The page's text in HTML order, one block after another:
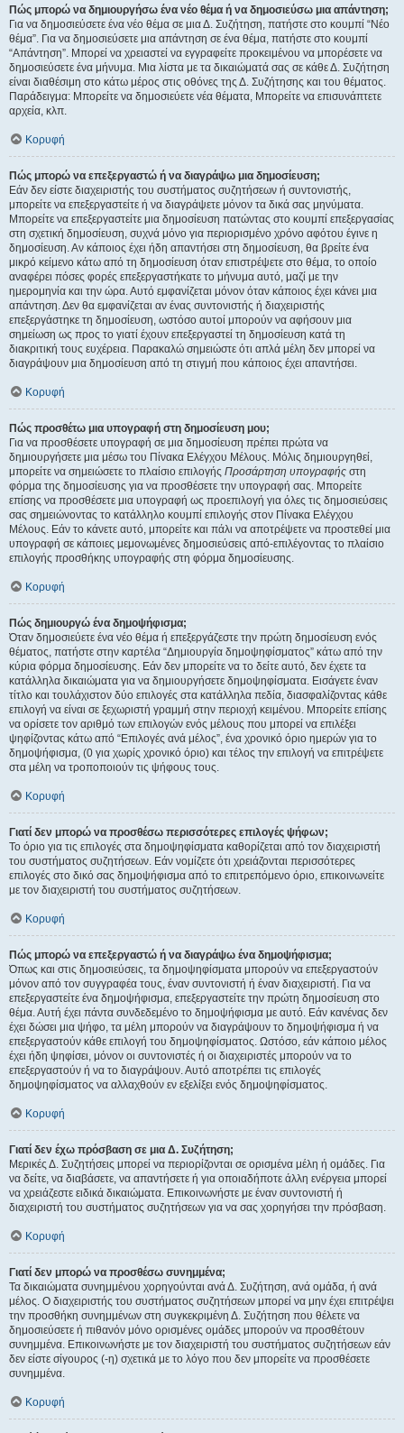
Πώς μπορώ να δημιουργήσω ένα νέο θέμα ή να δημοσιεύσω μια απάντηση;
Για να δημοσιεύσετε ένα νέο θέμα σε μια Δ. Συζήτηση, πατήστε στο κουμπί “Νέο
θέμα”. Για να δημοσιεύσετε μια απάντηση σε ένα θέμα, πατήστε στο κουμπί
“Απάντηση”. Μπορεί να χρειαστεί να εγγραφείτε προκειμένου να μπορέσετε να
δημοσιεύσετε ένα μήνυμα. Μια λίστα με τα δικαιώματά σας σε κάθε Δ. Συζήτηση
είναι διαθέσιμη στο κάτω μέρος στις οθόνες της Δ. Συζήτησης και του θέματος.
Παράδειγμα: Μπορείτε να δημοσιεύετε νέα θέματα, Μπορείτε να επισυνάπτετε
αρχεία, κλπ.
Κορυφή
Πώς μπορώ να επεξεργαστώ ή να διαγράψω μια δημοσίευση;
Εάν δεν είστε διαχειριστής του συστήματος συζητήσεων ή συντονιστής,
μπορείτε να επεξεργαστείτε ή να διαγράψετε μόνον τα δικά σας μηνύματα.
Μπορείτε να επεξεργαστείτε μια δημοσίευση πατώντας στο κουμπί επεξεργασίας
στη σχετική δημοσίευση, συχνά μόνο για περιορισμένο χρόνο αφότου έγινε η
δημοσίευση. Αν κάποιος έχει ήδη απαντήσει στη δημοσίευση, θα βρείτε ένα
μικρό κείμενο κάτω από τη δημοσίευση όταν επιστρέψετε στο θέμα, το οποίο
αναφέρει πόσες φορές επεξεργαστήκατε το μήνυμα αυτό, μαζί με την
ημερομηνία και την ώρα. Αυτό εμφανίζεται μόνον όταν κάποιος έχει κάνει μια
απάντηση. Δεν θα εμφανίζεται αν ένας συντονιστής ή διαχειριστής
επεξεργάστηκε τη δημοσίευση, ωστόσο αυτοί μπορούν να αφήσουν μια
σημείωση ως προς το γιατί έχουν επεξεργαστεί τη δημοσίευση κατά τη
διακριτική τους ευχέρεια. Παρακαλώ σημειώστε ότι απλά μέλη δεν μπορεί να
διαγράψουν μια δημοσίευση από τη στιγμή που κάποιος έχει απαντήσει.
Κορυφή
Πώς προσθέτω μια υπογραφή στη δημοσίευση μου;
Για να προσθέσετε υπογραφή σε μια δημοσίευση πρέπει πρώτα να
δημιουργήσετε μια μέσω του Πίνακα Ελέγχου Μέλους. Μόλις δημιουργηθεί,
μπορείτε να σημειώσετε το πλαίσιο επιλογής Προσάρτηση υπογραφής στη
φόρμα της δημοσίευσης για να προσθέσετε την υπογραφή σας. Μπορείτε
επίσης να προσθέσετε μια υπογραφή ως προεπιλογή για όλες τις δημοσιεύσεις
σας σημειώνοντας το κατάλληλο κουμπί επιλογής στον Πίνακα Ελέγχου
Μέλους. Εάν το κάνετε αυτό, μπορείτε και πάλι να αποτρέψετε να προστεθεί μια
υπογραφή σε κάποιες μεμονωμένες δημοσιεύσεις από-επιλέγοντας το πλαίσιο
επιλογής προσθήκης υπογραφής στη φόρμα δημοσίευσης.
Κορυφή
Πώς δημιουργώ ένα δημοψήφισμα;
Όταν δημοσιεύετε ένα νέο θέμα ή επεξεργάζεστε την πρώτη δημοσίευση ενός
θέματος, πατήστε στην καρτέλα “Δημιουργία δημοψηφίσματος” κάτω από την
κύρια φόρμα δημοσίευσης. Εάν δεν μπορείτε να το δείτε αυτό, δεν έχετε τα
κατάλληλα δικαιώματα για να δημιουργήσετε δημοψηφίσματα. Εισάγετε έναν
τίτλο και τουλάχιστον δύο επιλογές στα κατάλληλα πεδία, διασφαλίζοντας κάθε
επιλογή να είναι σε ξεχωριστή γραμμή στην περιοχή κειμένου. Μπορείτε επίσης
να ορίσετε τον αριθμό των επιλογών ενός μέλους που μπορεί να επιλέξει
ψηφίζοντας κάτω από “Επιλογές ανά μέλος”, ένα χρονικό όριο ημερών για το
δημοψήφισμα, (0 για χωρίς χρονικό όριο) και τέλος την επιλογή να επιτρέψετε
στα μέλη να τροποποιούν τις ψήφους τους.
Κορυφή
Γιατί δεν μπορώ να προσθέσω περισσότερες επιλογές ψήφων;
Το όριο για τις επιλογές στα δημοψηφίσματα καθορίζεται από τον διαχειριστή
του συστήματος συζητήσεων. Εάν νομίζετε ότι χρειάζονται περισσότερες
επιλογές στο δικό σας δημοψήφισμα από το επιτρεπόμενο όριο, επικοινωνείτε
με τον διαχειριστή του συστήματος συζητήσεων.
Κορυφή
Πώς μπορώ να επεξεργαστώ ή να διαγράψω ένα δημοψήφισμα;
Όπως και στις δημοσιεύσεις, τα δημοψηφίσματα μπορούν να επεξεργαστούν
μόνον από τον συγγραφέα τους, έναν συντονιστή ή έναν διαχειριστή. Για να
επεξεργαστείτε ένα δημοψήφισμα, επεξεργαστείτε την πρώτη δημοσίευση στο
θέμα. Αυτή έχει πάντα συνδεδεμένο το δημοψήφισμα με αυτό. Εάν κανένας δεν
έχει δώσει μια ψήφο, τα μέλη μπορούν να διαγράψουν το δημοψήφισμα ή να
επεξεργαστούν κάθε επιλογή του δημοψηφίσματος. Ωστόσο, εάν κάποιο μέλος
έχει ήδη ψηφίσει, μόνον οι συντονιστές ή οι διαχειριστές μπορούν να το
επεξεργαστούν ή να το διαγράψουν. Αυτό αποτρέπει τις επιλογές
δημοψηφίσματος να αλλαχθούν εν εξελίξει ενός δημοψηφίσματος.
Κορυφή
Γιατί δεν έχω πρόσβαση σε μια Δ. Συζήτηση;
Μερικές Δ. Συζητήσεις μπορεί να περιορίζονται σε ορισμένα μέλη ή ομάδες. Για
να δείτε, να διαβάσετε, να απαντήσετε ή για οποιαδήποτε άλλη ενέργεια μπορεί
να χρειάζεστε ειδικά δικαιώματα. Επικοινωνήστε με έναν συντονιστή ή
διαχειριστή του συστήματος συζητήσεων για να σας χορηγήσει την πρόσβαση.
Κορυφή
Γιατί δεν μπορώ να προσθέσω συνημμένα;
Τα δικαιώματα συνημμένου χορηγούνται ανά Δ. Συζήτηση, ανά ομάδα, ή ανά
μέλος. Ο διαχειριστής του συστήματος συζητήσεων μπορεί να μην έχει επιτρέψει
την προσθήκη συνημμένων στη συγκεκριμένη Δ. Συζήτηση που θέλετε να
δημοσιεύσετε ή πιθανόν μόνο ορισμένες ομάδες μπορούν να προσθέτουν
συνημμένα. Επικοινωνήστε με τον διαχειριστή του συστήματος συζητήσεων εάν
δεν είστε σίγουρος (-η) σχετικά με το λόγο που δεν μπορείτε να προσθέσετε
συνημμένα.
Κορυφή